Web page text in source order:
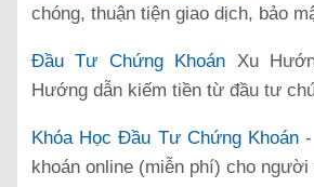
chóng, thuận tiện giao dịch, bảo
Đầu Tư Chứng Khoán Xu
Hướng dẫn kiếm tiền từ đầu tư
Khóa Học Đầu Tư Chứng Khoán
khoán online (miễn phí) cho